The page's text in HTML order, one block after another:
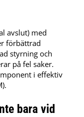
avslut) med
förbättrad
styrning och
på fel saker.
i effektiv
bara vid